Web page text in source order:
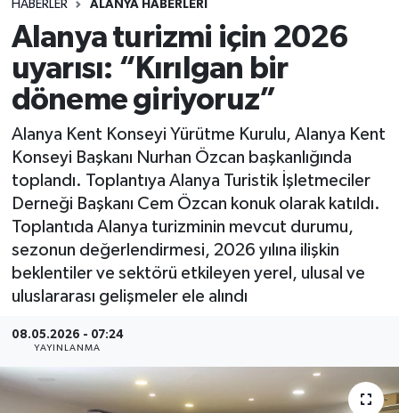
HABERLER ALANYA HABERLERI
Alanya turizmi için 2026
uyarısı: “Kırılgan bir
döneme giriyoruz”
Alanya Kent Konseyi Yürütme Kurulu, Alanya Kent
Konseyi Başkanı Nurhan Özcan başkanlığında
toplandı. Toplantıya Alanya Turistik İşletmeciler
Derneği Başkanı Cem Özcan konuk olarak katıldı.
Toplantıda Alanya turizminin mevcut durumu,
sezonun değerlendirmesi, 2026 yılına ilişkin
beklentiler ve sektörü etkileyen yerel, ulusal ve
uluslararası gelişmeler ele alındı
08.05.2026 - 07:24
YAYINLANMA
Resmi İlanlar
Alanyaspor
Turizm
E-Gazete
Süper Lig Puan Durumu ve Fikstür
Tüm Manşetler
Son Dakika Haberleri
Haber Arşivi